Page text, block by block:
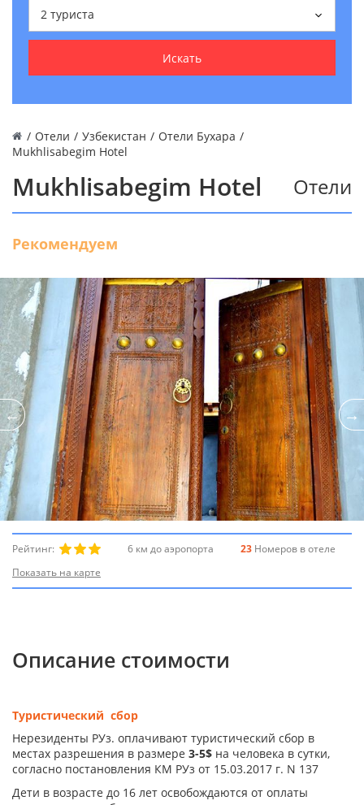
2 туриста
Искать
/ Отели / Узбекистан / Отели Бухара /
Mukhlisabegim Hotel
Mukhlisabegim Hotel Отели
Рекомендуем
Рейтинг: 6 км до аэропорта 23 Номеров в отеле
Показать на карте
Описание стоимости
Туристический сбор
Нерезиденты РУз. оплачивают туристический сбор в
местах разрешения в размере 3-5$ на человека в сутки,
согласно постановления КМ РУз от 15.03.2017 г. N 137
Дети в возрасте до 16 лет освобождаются от оплаты